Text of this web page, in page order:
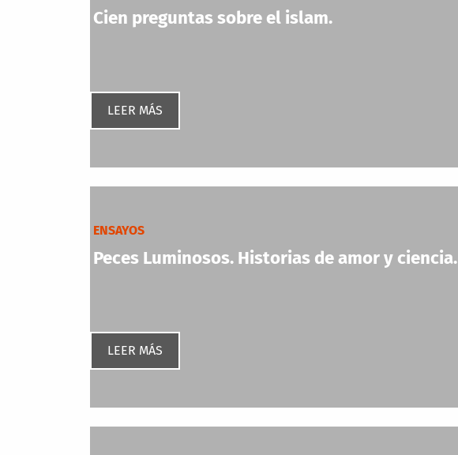
Cien preguntas sobre el islam.
LEER MÁS
ENSAYOS
Peces Luminosos. Historias de amor y ciencia.
LEER MÁS